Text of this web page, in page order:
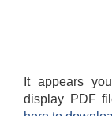
It appears
display PDF